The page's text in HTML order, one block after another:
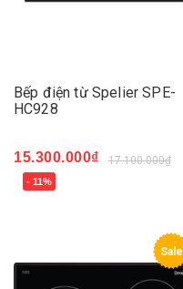
Bếp điện từ Spelier SPE-
HC928
15.300.000₫ 17.100.000₫
- 11%
Sale